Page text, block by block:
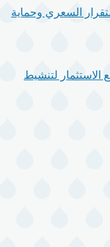
السعري وحماية
الاستثمار لتنشيط